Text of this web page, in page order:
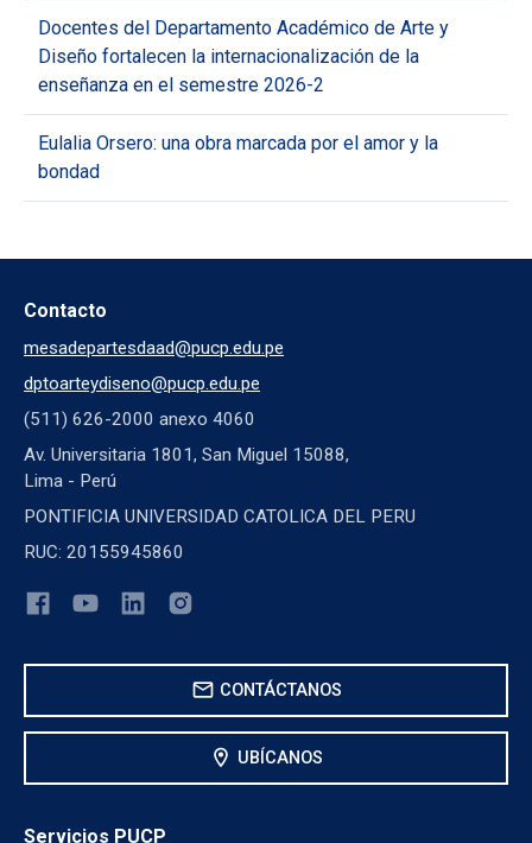
Docentes del Departamento Académico de Arte y
Diseño fortalecen la internacionalización de la
enseñanza en el semestre 2026-2
Eulalia Orsero: una obra marcada por el amor y la
bondad
Contacto
mesadepartesdaad@pucp.edu.pe
dptoarteydiseno@pucp.edu.pe
(511) 626-2000 anexo 4060
Av. Universitaria 1801, San Miguel 15088,
Lima - Perú
PONTIFICIA UNIVERSIDAD CATOLICA DEL PERU
RUC: 20155945860
mail CONTÁCTANOS
location_on UBÍCANOS
Servicios PUCP